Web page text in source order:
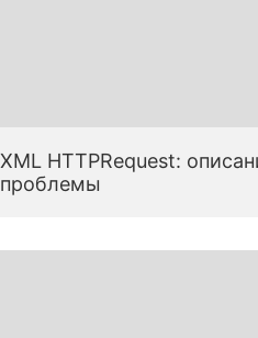
XML HTTPRequest:
проблемы